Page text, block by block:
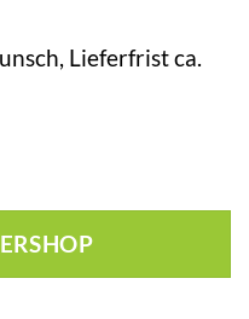
Lieferfrist ca.